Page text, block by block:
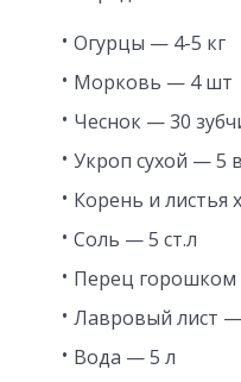
Огурцы — 4-5 кг
Морковь — 4 шт
Чеснок — 30
Укроп сухой — 5
Корень и листья
Соль — 5 ст.л
Перец горошком
Лавровый лист
Вода — 5 л